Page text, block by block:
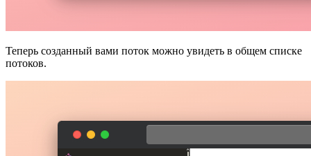
Теперь созданный вами поток можно увидеть в общем списке
потоков.